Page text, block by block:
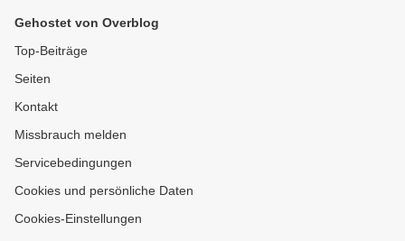
Gehostet von Overblog
Top-Beiträge
Seiten
Kontakt
Missbrauch melden
Servicebedingungen
Cookies und persönliche Daten
Cookies-Einstellungen